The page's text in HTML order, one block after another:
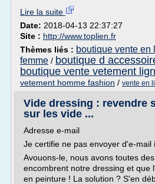
Lire la suite
Date: 2018-04-13 22:37:27
Site : http://www.toplien.fr
Thèmes liés : boutique vente en
femme / boutique d
boutique vente vetement
vetement homme fashion / vente en
Vide dressing : revendre
sur les vide ...
Adresse e-mail
Je certifie ne pas envoyer d'e-mail
Avouons-le, nous avons toutes
encombrent notre dressing et que
en peinture ! La solution ? S'en